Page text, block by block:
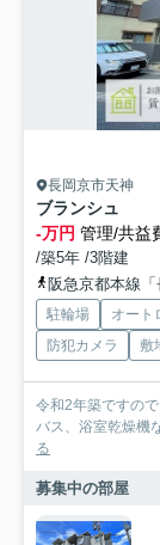
長岡京市天神
ブランシュ
-万円 管理/共益
/築5年 /3階建
阪急京都本線
駐輪場 オート
防犯カメラ
敷
令和2年築ですの
バス、浴室乾燥機
る
募集中の部屋